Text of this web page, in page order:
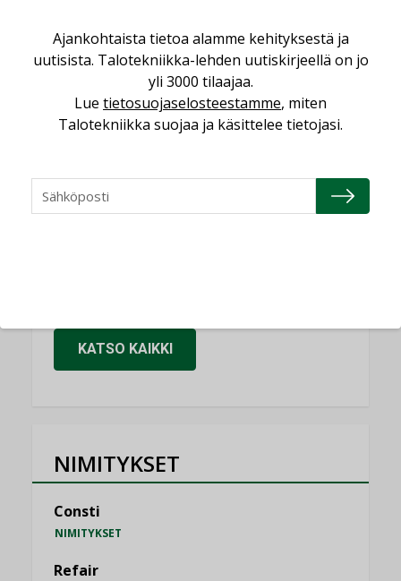
Sähköistäminen säästää euroja
KOLUMNI
Yli miljoona kotia on vailla toimivaa
ilmanvaihtoa
Miten varmistetaan EPD-dokumenteista
saatavien tietojen vertailukelpoisuus?
KOLUMNI
KATSO KAIKKI
NIMITYKSET
Consti
NIMITYKSET
Refair
Ajankohtaista tietoa alamme kehityksestä ja
uutisista. Talotekniikka-lehden uutiskirjeellä on jo
yli 3000 tilaajaa.
Lue tietosuojaselosteestamme, miten
Talotekniikka suojaa ja käsittelee tietojasi.